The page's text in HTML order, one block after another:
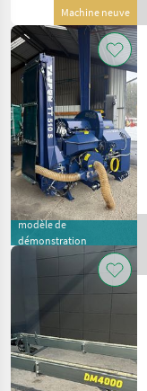
Machine neuve
modèle de
démonstration